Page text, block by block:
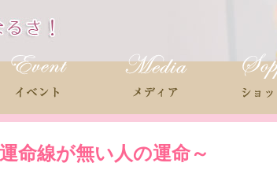
命線が無い人の運命～